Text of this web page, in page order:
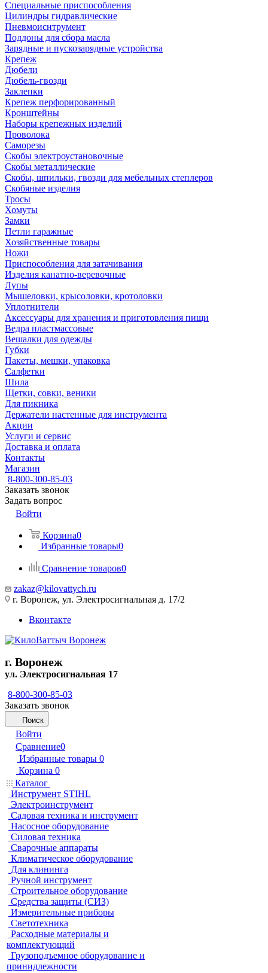
Специальные приспособления
Цилиндры гидравлические
Пневмоиснтрумент
Поддоны для сбора масла
Зарядные и пускозарядные устройства
Крепеж
Дюбели
Дюбель-гвозди
Заклепки
Крепеж перфорированный
Кронштейны
Наборы крепежных изделий
Проволока
Саморезы
Скобы электроустановочные
Скобы металлические
Скобы, шпильки, гвозди для мебельных степлеров
Скобяные изделия
Тросы
Хомуты
Замки
Петли гаражные
Хозяйственные товары
Ножи
Приспособления для затачивания
Изделия канатно-веревочные
Лупы
Мышеловки, крысоловки, кротоловки
Уплотнители
Аксессуары для хранения и приготовления пищи
Ведра пластмассовые
Вешалки для одежды
Губки
Пакеты, мешки, упаковка
Салфетки
Шила
Щетки, совки, веники
Для пикника
Держатели настенные для инструмента
Акции
Услуги и сервис
Доставка и оплата
Контакты
Магазин
8-800-300-85-03
Заказать звонок
Задать вопрос
Войти
Корзина0
Избранные товары0
Сравнение товаров0
zakaz@kilovattych.ru
г. Воронеж, ул. Электросигнальная д. 17/2
Вконтакте
г. Воронеж
ул. Электросигнальная 17
8-800-300-85-03
Заказать звонок
Поиск
Войти
Сравнение0
Избранные товары 0
Корзина 0
Каталог
Инструмент STIHL
Электроинструмент
Садовая техника и инструмент
Насосное оборудование
Силовая техника
Сварочные аппараты
Климатическое оборудование
Для клининга
Ручной инструмент
Строительное оборудование
Средства защиты (СИЗ)
Измерительные приборы
Светотехника
Расходные материалы и
комплектующий
Грузоподъемное оборудование и
принидлежности